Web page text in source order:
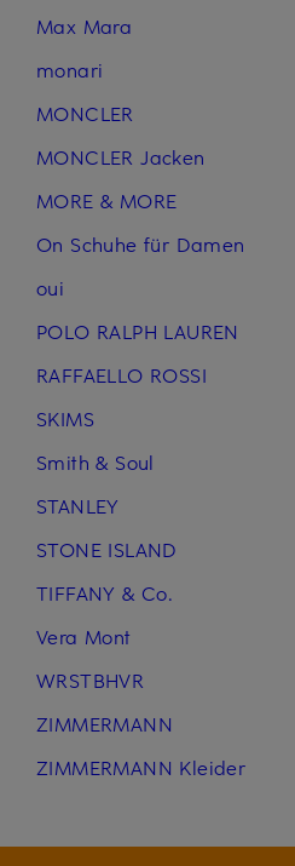
Max Mara
monari
MONCLER
MONCLER Jacken
MORE & MORE
On Schuhe für Damen
oui
POLO RALPH LAUREN
RAFFAELLO ROSSI
SKIMS
Smith & Soul
STANLEY
STONE ISLAND
TIFFANY & Co.
Vera Mont
WRSTBHVR
ZIMMERMANN
ZIMMERMANN Kleider